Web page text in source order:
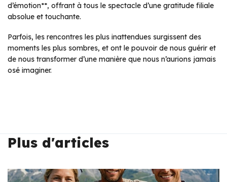
d’émotion**, offrant à tous le spectacle d’une gratitude filiale
absolue et touchante.
Parfois, les rencontres les plus inattendues surgissent des
moments les plus sombres, et ont le pouvoir de nous guérir et
de nous transformer d’une manière que nous n’aurions jamais
osé imaginer.
Plus d'articles